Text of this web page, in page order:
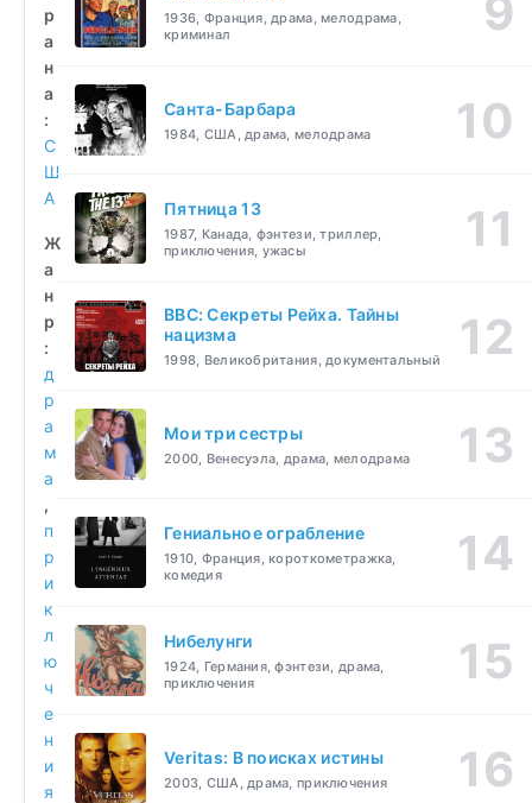
р
а
н
а
:
С
Ш
А
Ж
а
н
р
:
д
р
а
м
а
,
п
р
и
к
л
ю
ч
е
н
и
я
1936, Франция, драма, мелодрама,
криминал
Санта-Барбара
1984, США, драма, мелодрама
Пятница 13
1987, Канада, фэнтези, триллер,
приключения, ужасы
BBC: Секреты Рейха. Тайны
нацизма
1998, Великобритания, документальный
Мои три сестры
2000, Венесуэла, драма, мелодрама
Гениальное ограбление
1910, Франция, короткометражка,
комедия
Нибелунги
1924, Германия, фэнтези, драма,
приключения
Veritas: В поисках истины
2003, США, драма, приключения